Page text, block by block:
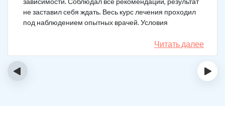
не заставил себя ждать. Весь курс лечения проходил
под наблюдением опытных врачей. Условия
пребывания супер комфортные: вкусная еда, уютно,
есть все необходимое для жизни. У меня не возникало
никаких стрессовых ситуаций.
Читать далее
‹ ›